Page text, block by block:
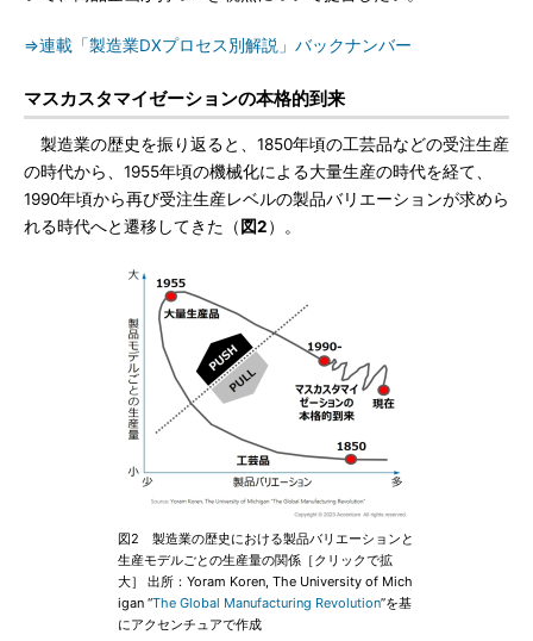
⇒連載「製造業DXプロセス別解説」バックナンバー
マスカスタマイゼーションの本格的到来
製造業の歴史を振り返ると、1850年頃の工芸品などの受注生産
の時代から、1955年頃の機械化による大量生産の時代を経て、
1990年頃から再び受注生産レベルの製品バリエーションが求めら
れる時代へと遷移してきた（ 図2）。
図2 製造業の歴史における製品バリエーションと
生産モデルごとの生産量の関係［クリックで拡
大］ 出所：Yoram Koren, The University of Mich
igan “The Global Manufacturing Revolution”を基
にアクセンチュアで作成